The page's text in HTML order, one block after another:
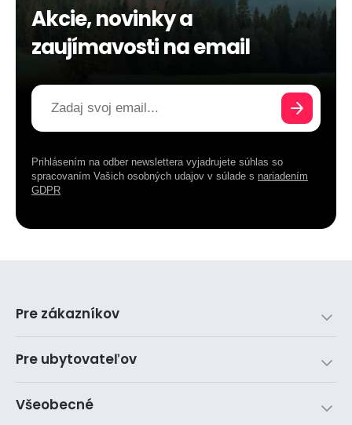
Akcie, novinky a
zaujímavosti na email
Prihlásením na odber newslettera vyjadrujete súhlas so
spracovaním Vašich osobných udajov v súlade s nariadením
GDPR
Pre zákazníkov
Pre ubytovateľov
Všeobecné